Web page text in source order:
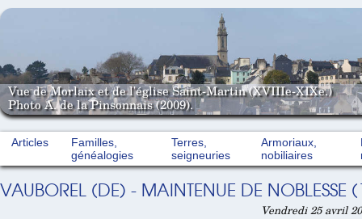
Vue de Morlaix et de l'église Saint-Martin (XVIIIe-XIXe.)
Photo A. de la Pinsonnais (2009).
Articles
Familles,
généalogies
Terres,
seigneuries
Armoriaux,
nobiliaires
VAUBOREL (DE) - MAINTENUE DE NOBLESSE
Vendredi 25 avril